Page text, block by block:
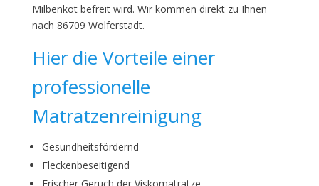
Milbenkot befreit wird. Wir kommen direkt zu Ihnen
nach 86709 Wolferstadt.
Hier die Vorteile einer
professionelle
Matratzenreinigung
Gesundheitsfördernd
Fleckenbeseitigend